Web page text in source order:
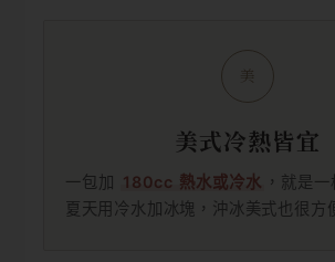
美
美式冷熱皆宜
一包加 180cc 熱水或冷水 ，就是一
夏天用冷水加冰塊，沖冰美式也很方